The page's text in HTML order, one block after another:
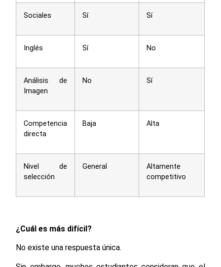
Sociales Sí Sí
Inglés Sí No
Análisis de
Imagen
No Sí
Competencia
directa
Baja Alta
Nivel de
selección
General
Altamente
competitivo
¿Cuál es más difícil?
No existe una respuesta única.